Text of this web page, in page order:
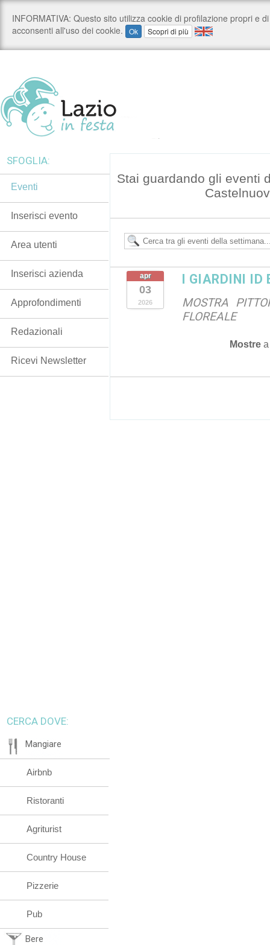
Stai guardando gli eventi
apr
03
2026
I GIARDINI ID
MOSTRA
FLOREALE
Mostre
SFOGLIA:
Eventi
Inserisci evento
Area utenti
Inserisci azienda
Approfondimenti
Redazionali
Ricevi Newsletter
CERCA DOVE:
Mangiare
Airbnb
Ristoranti
Agriturist
Country House
Pizzerie
Pub
Bere